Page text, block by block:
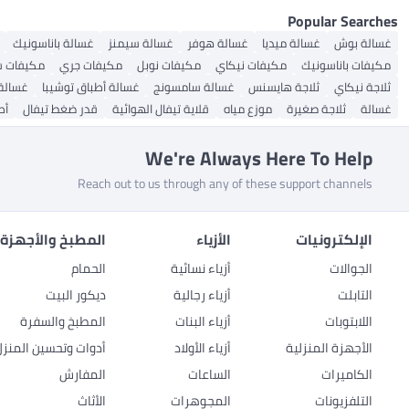
Popular Searches
غسالة بوش غسالة ميديا غسالة هوفر غسالة سيمنز غسالة باناسونيك
مكيفات باناسونيك
مكيفات نيكاي مكيفات نوبل مكيفات جري مكيفات
ثلاجة نيكاي
ثلاجة هايسنس غسالة سامسونج غسالة أطباق توشيبا
غسالة
ثلاجة صغيرة موزع مياه قلاية تيفال الهوائية قدر ضغط تيفال
We're Always Here To Help
Reach out to us through any of these support channels
الإلكترونيات
الجوالات
التابلت
اللابتوبات
الأجهزة المنزلية
الكاميرات
التلفزيونات
الأزياء
أزياء نسائية
أزياء رجالية
أزياء البنات
أزياء الأولاد
الساعات
المجوهرات
المطبخ
الحمام
ديكور البيت
المطبخ والسفرة
أدوات وتحسين
المفارش
الأثاث